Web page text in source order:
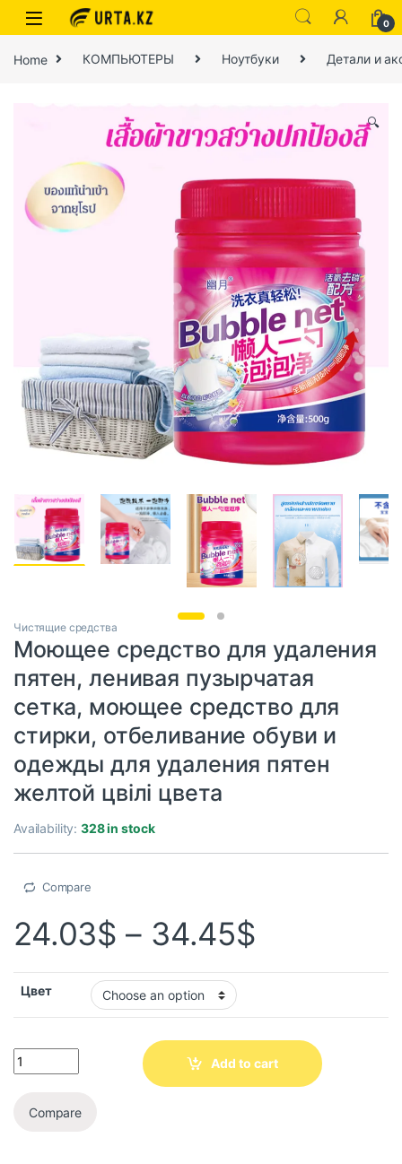
0
Home КОМПЬЮТЕРЫ Ноутбуки Детали и
🔍
Чистящие средства
Моющее средство для удаления
пятен, ленивая пузырчатая
сетка, моющее средство для
стирки, отбеливание обуви и
одежды для удаления пятен
желтой цвілі цвета
Availability:328 in stock
Compare
24.03$ – 34.45$
Цвет
Add to cart
Compare